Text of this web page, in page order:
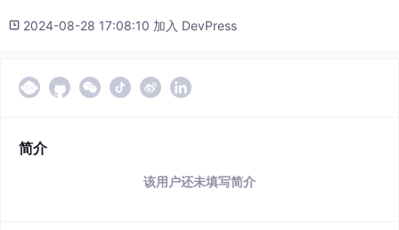
2024-08-28 17:08:10 加入 DevPress
简介
该用户还未填写简介